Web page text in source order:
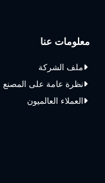
معلومات عنا
ملف الشركة
نظرة عامة على المصنع
العملاء العالميون